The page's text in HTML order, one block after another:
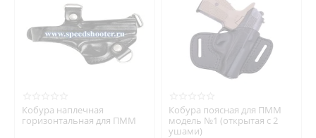
Кобура наплечная
горизонтальная для ПММ
Кобура поясная для ПММ
модель №1 (открытая с 2
ушами)